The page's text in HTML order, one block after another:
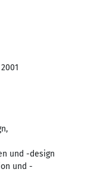
und -design
und -